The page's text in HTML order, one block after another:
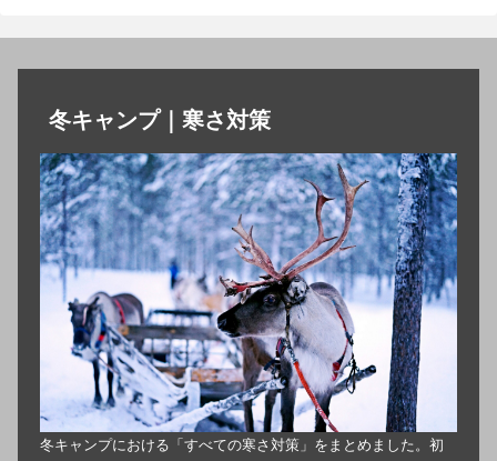
冬キャンプ｜寒さ対策
冬キャンプにおける「すべての寒さ対策」をまとめました。初